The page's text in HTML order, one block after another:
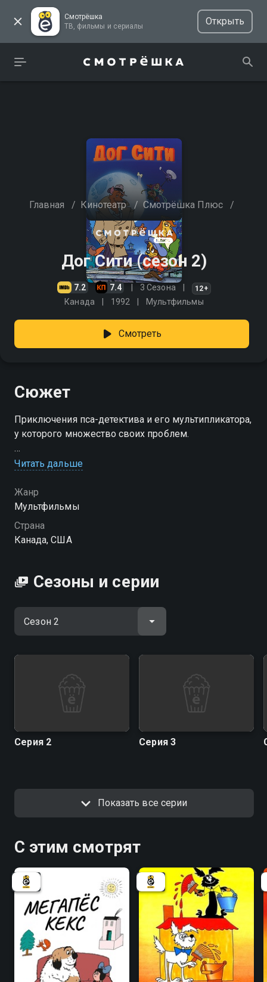
Смотрёшка
ТВ, фильмы и сериалы
Открыть
Главная / Кинотеатр / Смотрёшка Плюс /
Дог Сити (сезон 2)
7.2 7.4 3 Сезона 12+
Канада 1992 Мультфильмы
Смотреть
Сюжет
Приключения пса-детектива и его мультипликатора,
у которого множество своих проблем.
Посмотреть онлайн 2 сезон сериала Дог Сити вы
качестве на Смотрёшке
Читать дальше
Жанр
Мультфильмы
Страна
Канада, США
Сезоны и серии
Серия 2 Серия 3
Показать все серии
С этим смотрят